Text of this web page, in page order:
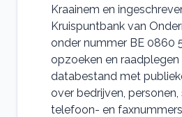
Kraainem en
Kruispuntbank van
onder nummer BE 0860
opzoeken en raadplegen
databestand met
over bedrijven, personen,
telefoon- en